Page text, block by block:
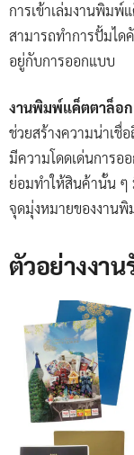
การเข้าเล่มงานพิมพ์
สามารถทำการปั้มได
อยู่กับการออกแบบ
งานพิมพ์แค็ตตาล็อก
ช่วยสร้างความน่าเชื่
มีความโดดเด่นการอ
ย่อมทำให้สินค้านั้น ๆ
จุดมุ่งหมายของงาน
ตัวอย่างงา